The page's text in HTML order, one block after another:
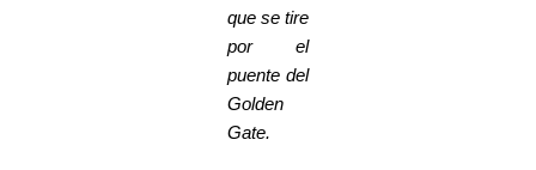
que se tire
por el
puente del
Golden
Gate.